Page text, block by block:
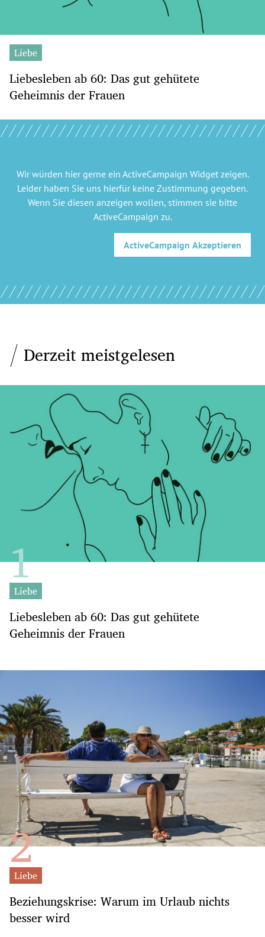
Liebe
Liebesleben ab 60: Das gut gehütete
Geheimnis der Frauen
Wir würden hier gerne ein ActiveCampaign Widgetzeigen.
Leider haben Sie uns hierfür keine Zustimmung gegeben.
Wenn Sie diesen anzeigen wollen, stimmen sie bitte
ActiveCampaign zu.
ActiveCampaign Akzeptieren
Derzeit meistgelesen
Liebe
Liebesleben ab 60: Das gut gehütete
Geheimnis der Frauen
Liebe
Beziehungskrise: Warum im Urlaub nichts
besser wird